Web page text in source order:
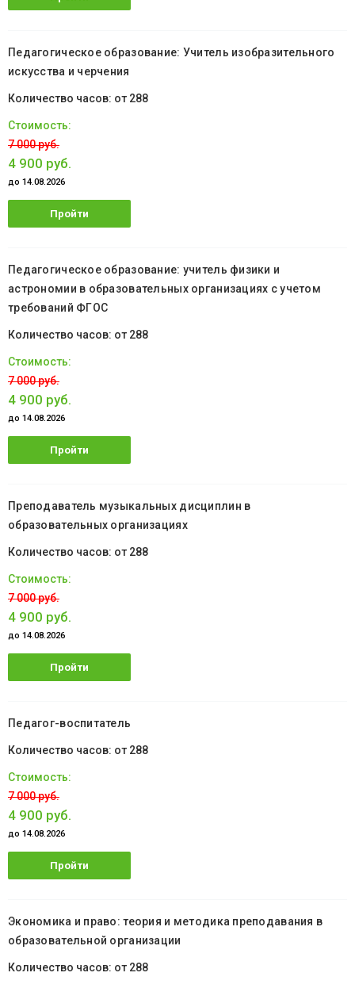
Педагогическое образование: Учитель изобразительного
искусства и черчения
от 288
7 000 руб.
4 900 руб.
до 14.08.2026
Пройти
Педагогическое образование: учитель физики и
астрономии в образовательных организациях с учетом
требований ФГОС
от 288
7 000 руб.
4 900 руб.
до 14.08.2026
Пройти
Преподаватель музыкальных дисциплин в
образовательных организациях
от 288
7 000 руб.
4 900 руб.
до 14.08.2026
Пройти
Педагог-воспитатель
от 288
7 000 руб.
4 900 руб.
до 14.08.2026
Пройти
Экономика и право: теория и методика преподавания в
образовательной организации
от 288